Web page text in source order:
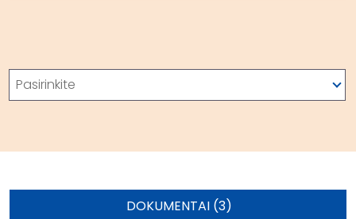
Stiprinti perkančiųjų organizacijų gebėjimus
Paieška
Pasirinkite
DOKUMENTAI (3)